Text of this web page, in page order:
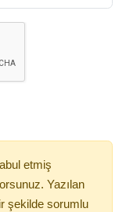
etmiş
Yazılan
şekilde sorumlu